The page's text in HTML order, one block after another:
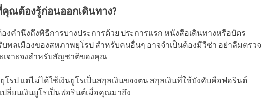
คุณต้องรู้ก่อนออกเดินทาง?
งคำนึงถึงพิธีการบางประการด้วย ประการแรก หนังสือเดินทางหรือบัตร
พลเมืองของสหภาพยุโรป สำหรับคนอื่นๆ อาจจำเป็นต้องมีวีซ่า อย่าลืมตรวจ
เจาะจงสำหรับสัญชาติของคุณ
รป แต่ไม่ได้ใช้เงินยูโรเป็นสกุลเงินของตน สกุลเงินที่ใช้บังคับคือฟอรินต์
ปลี่ยนเงินยูโรเป็นฟอรินต์เมื่อคุณมาถึง